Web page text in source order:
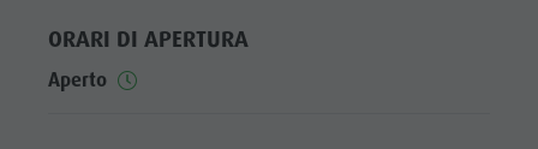
ORARI DI APERTURA
Aperto